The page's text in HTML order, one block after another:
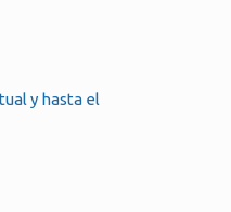
y hasta el